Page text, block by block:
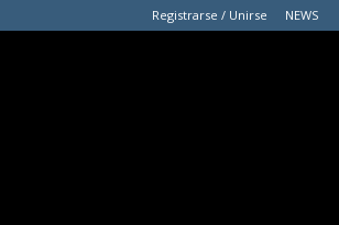
Registrarse / Unirse NEWS